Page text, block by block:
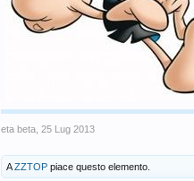
eta beta 25 Lug 2013
AZZTOP piace questo elemento.